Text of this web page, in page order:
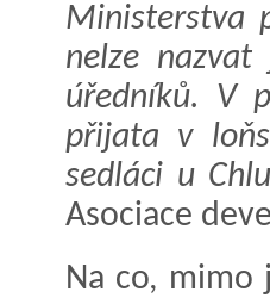
Ministerstva
nelze
úředníků. V
přijata v
sedláci u
Asociace
Na co, mimo